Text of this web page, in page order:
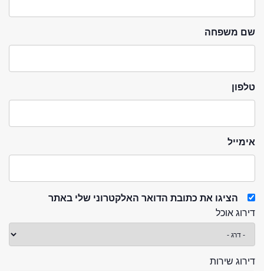
שם משפחה
טלפון
אימייל
הציגו את כתובת הדואר האלקטרוני שלי באתר
דירוג אוכל
דירוג שירות